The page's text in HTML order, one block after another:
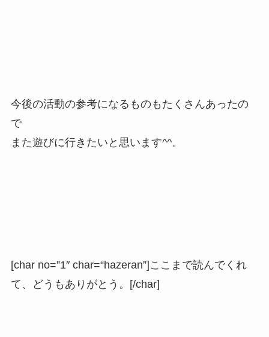
今後の活動の参考になるものもたくさんあったの
で
また遊びに行きたいと思います^^。
[char no=”1″ char=“hazeran”]ここまで読んでくれ
て、どうもありがとう。[/char]